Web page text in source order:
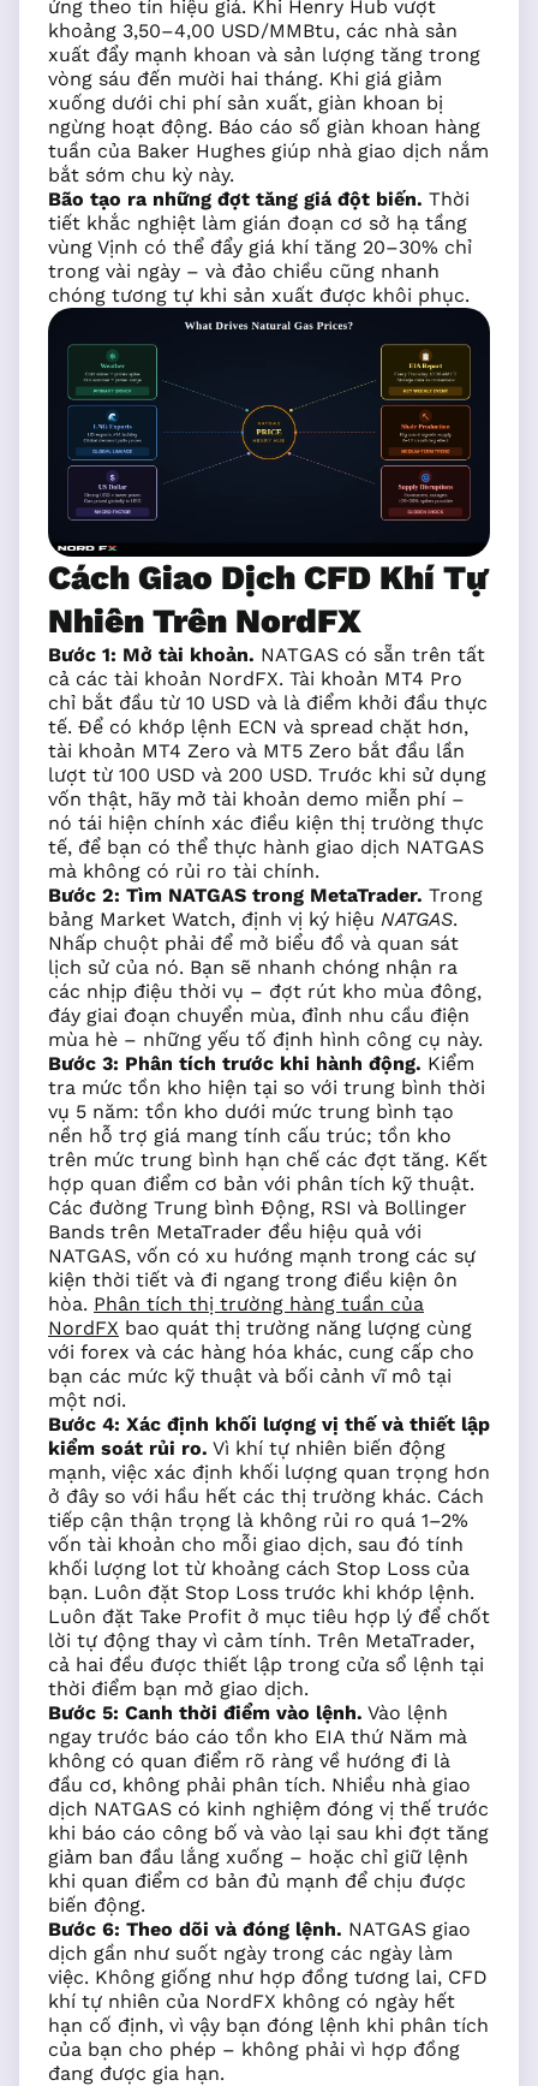
ứng theo tín hiệu giá. Khi Henry Hub vượt
khoảng 3,50–4,00 USD/MMBtu, các nhà sản
xuất đẩy mạnh khoan và sản lượng tăng trong
vòng sáu đến mười hai tháng. Khi giá giảm
xuống dưới chi phí sản xuất, giàn khoan bị
ngừng hoạt động. Báo cáo số giàn khoan hàng
tuần của Baker Hughes giúp nhà giao dịch nắm
bắt sớm chu kỳ này.
Bão tạo ra những đợt tăng giá đột biến. Thời
tiết khắc nghiệt làm gián đoạn cơ sở hạ tầng
vùng Vịnh có thể đẩy giá khí tăng 20–30% chỉ
trong vài ngày – và đảo chiều cũng nhanh
chóng tương tự khi sản xuất được khôi phục.
Cách Giao Dịch CFD Khí Tự
Nhiên Trên NordFX
Bước 1: Mở tài khoản. NATGAS có sẵn trên tất
cả các tài khoản NordFX. Tài khoản MT4 Pro
chỉ bắt đầu từ 10 USD và là điểm khởi đầu thực
tế. Để có khớp lệnh ECN và spread chặt hơn,
tài khoản MT4 Zero và MT5 Zero bắt đầu lần
lượt từ 100 USD và 200 USD. Trước khi sử dụng
vốn thật, hãy mở tài khoản demo miễn phí –
nó tái hiện chính xác điều kiện thị trường thực
tế, để bạn có thể thực hành giao dịch NATGAS
mà không có rủi ro tài chính.
Bước 2: Tìm NATGAS trong MetaTrader. Trong
bảng Market Watch, định vị ký hiệu NATGAS.
Nhấp chuột phải để mở biểu đồ và quan sát
lịch sử của nó. Bạn sẽ nhanh chóng nhận ra
các nhịp điệu thời vụ – đợt rút kho mùa đông,
đáy giai đoạn chuyển mùa, đỉnh nhu cầu điện
mùa hè – những yếu tố định hình công cụ này.
Bước 3: Phân tích trước khi hành động. Kiểm
tra mức tồn kho hiện tại so với trung bình thời
vụ 5 năm: tồn kho dưới mức trung bình tạo
nền hỗ trợ giá mang tính cấu trúc; tồn kho
trên mức trung bình hạn chế các đợt tăng. Kết
hợp quan điểm cơ bản với phân tích kỹ thuật.
Các đường Trung bình Động, RSI và Bollinger
Bands trên MetaTrader đều hiệu quả với
NATGAS, vốn có xu hướng mạnh trong các sự
kiện thời tiết và đi ngang trong điều kiện ôn
hòa. Phân tích thị trường hàng tuần của
NordFX bao quát thị trường năng lượng cùng
với forex và các hàng hóa khác, cung cấp cho
bạn các mức kỹ thuật và bối cảnh vĩ mô tại
một nơi.
Bước 4: Xác định khối lượng vị thế và thiết lập
kiểm soát rủi ro. Vì khí tự nhiên biến động
mạnh, việc xác định khối lượng quan trọng hơn
ở đây so với hầu hết các thị trường khác. Cách
tiếp cận thận trọng là không rủi ro quá 1–2%
vốn tài khoản cho mỗi giao dịch, sau đó tính
khối lượng lot từ khoảng cách Stop Loss của
bạn. Luôn đặt Stop Loss trước khi khớp lệnh.
Luôn đặt Take Profit ở mục tiêu hợp lý để chốt
lời tự động thay vì cảm tính. Trên MetaTrader,
cả hai đều được thiết lập trong cửa sổ lệnh tại
thời điểm bạn mở giao dịch.
Bước 5: Canh thời điểm vào lệnh. Vào lệnh
ngay trước báo cáo tồn kho EIA thứ Năm mà
không có quan điểm rõ ràng về hướng đi là
đầu cơ, không phải phân tích. Nhiều nhà giao
dịch NATGAS có kinh nghiệm đóng vị thế trước
khi báo cáo công bố và vào lại sau khi đợt tăng
giảm ban đầu lắng xuống – hoặc chỉ giữ lệnh
khi quan điểm cơ bản đủ mạnh để chịu được
biến động.
Bước 6: Theo dõi và đóng lệnh. NATGAS giao
dịch gần như suốt ngày trong các ngày làm
việc. Không giống như hợp đồng tương lai, CFD
khí tự nhiên của NordFX không có ngày hết
hạn cố định, vì vậy bạn đóng lệnh khi phân tích
của bạn cho phép – không phải vì hợp đồng
đang được gia hạn.